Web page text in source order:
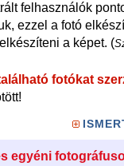
felhasználók
ezzel a fotó
a képet. (
fotókat
egyéni